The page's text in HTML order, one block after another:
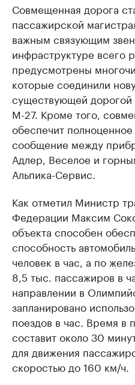
Совмещенная дорога
пассажирской
важным связующим
инфраструктуре всего
предусмотрены
которые соединили
существующей дорогой
М-27. Кроме того,
обеспечит
сообщение между
Адлер, Веселое и
Альпика-Сервис.
Как отметил Министр
Федерации Максим
объекта способен
способность
человек в час, а по
8,5 тыс. пассажиров в
направлении в
запланировано
поездов в час. Время в
составит около 30
для движения
скоростью до 160 км/ч.